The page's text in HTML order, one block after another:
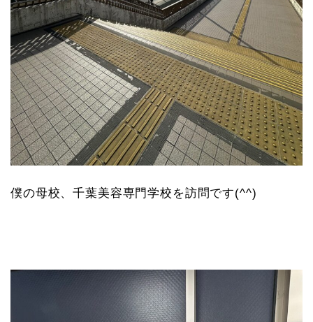
僕の母校、千葉美容専門学校を訪問です(^^)